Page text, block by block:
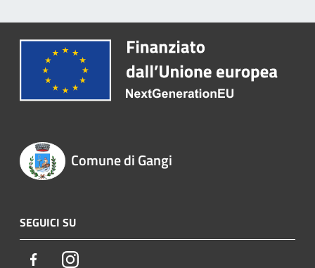
Comune di Gangi
SEGUICI SU
FacebookInstagram